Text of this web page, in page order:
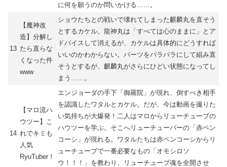
に何を願うのか問いかける……。
13
【魔神改
造】分解し
たら直らな
くなった件
www
ショウたちとの戦いで壊れてしまった麒麟丸を直そう
とするカケル。龍神丸は「すべては心のままに」とア
ドバイスして消えるが、カケルは具体的にどうすれば
いいのかわからない。パーツをバラバラにして組み直
そうとするが、麒麟丸がさらにひどい状態になってし
まう……。
14
【マロ流ハ
ウツー】こ
れでキミも
人気
RyuTuber！
エンジョーダの手下「御羅院」が現れ、倒すべき相手
を認識したワタルとカケル。だが、今は動画を撮りた
い気持ちが大爆発！二人はマロからリューチューブの
ハウツーを学ぶ。そこへリューチューバーの「赤ペン
コーシ」が現れる。ワタルたちは赤ペンコーシからリ
ューチューブで一番必要なもの「オモシロソ
ウ！！！」を教わり、リューチューブ魂を全開させ